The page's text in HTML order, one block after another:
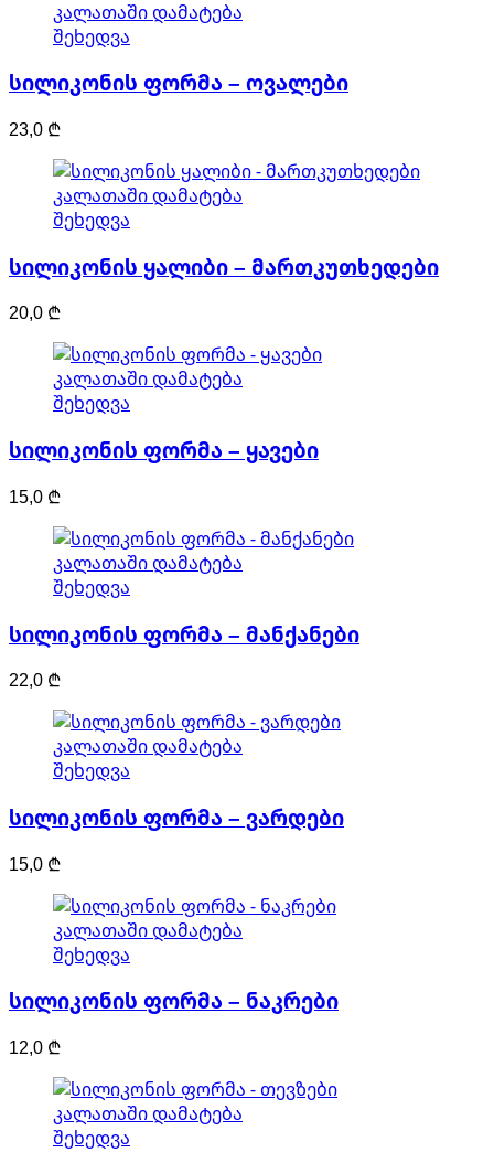
კალათაში დამატება
შეხედვა
სილიკონის ფორმა – ოვალები
23,0 ₾
კალათაში დამატება
შეხედვა
სილიკონის ყალიბი – მართკუთხედები
20,0 ₾
კალათაში დამატება
შეხედვა
სილიკონის ფორმა – ყავები
15,0 ₾
კალათაში დამატება
შეხედვა
სილიკონის ფორმა – მანქანები
22,0 ₾
კალათაში დამატება
შეხედვა
სილიკონის ფორმა – ვარდები
15,0 ₾
კალათაში დამატება
შეხედვა
სილიკონის ფორმა – ნაკრები
12,0 ₾
კალათაში დამატება
შეხედვა